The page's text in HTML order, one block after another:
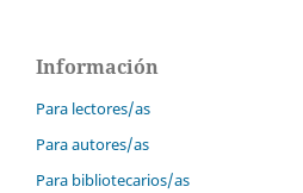
Información
Para lectores/as
Para autores/as
Para bibliotecarios/as